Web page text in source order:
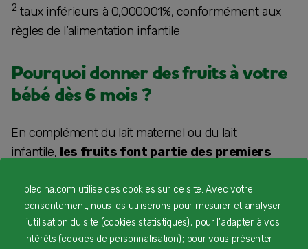
2 taux inférieurs à 0,000001%, conformément aux
règles de l’alimentation infantile
Pourquoi donner des fruits à votre
bébé dès 6 mois ?
En complément du lait maternel ou du lait
infantile, les fruits font partie des premiers
diversification alimentaire, entre 4 et 6 mois
révolus, selon les recommandations des
professionnels de santé.
bledina.com utilise des cookies sur ce site. Avec votre
consentement, nous les utiliserons pour mesurer et analyser
l'utilisation du site (cookies statistiques) ; pour l'adapter à vos
intérêts (cookies de personnalisation) ; pour vous présenter